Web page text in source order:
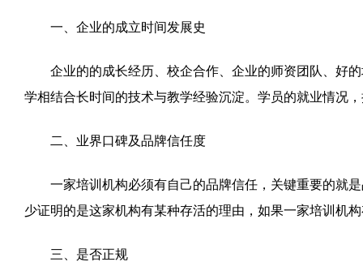
一、企业的成立时间发展史
企业的的成长经历、校企合作、企业的师资团队、好的
学相结合长时间的技术与教学经验沉淀。学员的就业情况
二、业界口碑及品牌信任度
一家培训机构必须有自己的品牌信任，关键重要的就是
少证明的是这家机构有某种存活的理由，如果一家培训机
三、是否正规